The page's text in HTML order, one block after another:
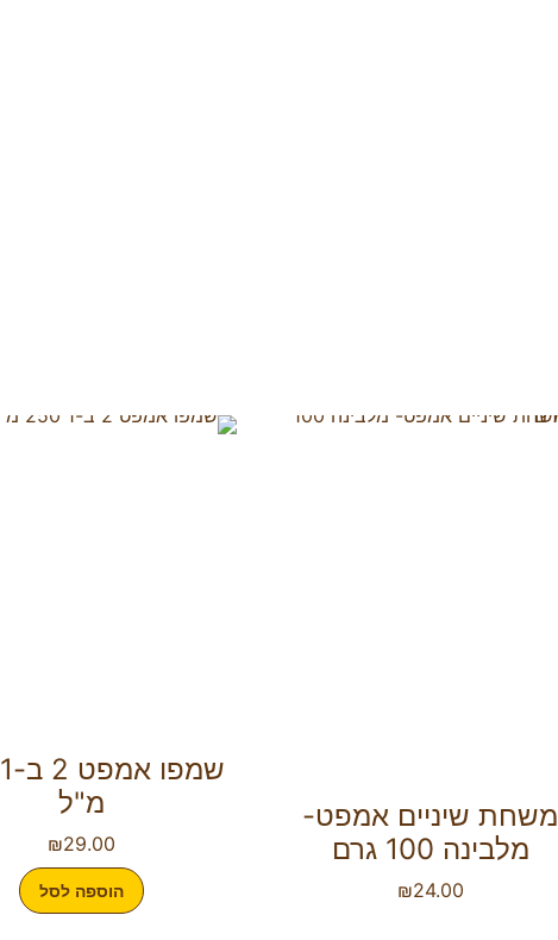
משחת שיניים אמפט-
מלבינה 100 גרם
₪24.00
מ"ל
₪29.00
הוספה לסל